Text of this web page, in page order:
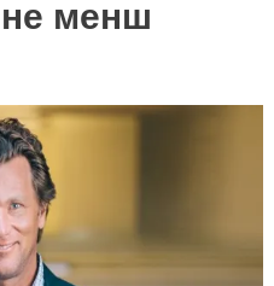
не менш